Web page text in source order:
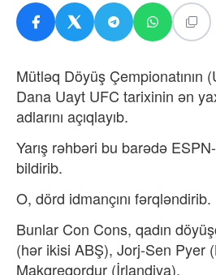
Mütləq Döyüş Çempionatının
Dana Uayt UFC tarixinin ən
adlarını açıqlayıb.
Yarış rəhbəri bu barədə
bildirib.
O, dörd idmançını fərqləndirib.
Bunlar Con Cons, qadın
(hər ikisi ABŞ), Jorj-Sen Pyer
Makqreqordur (İrlandiya).